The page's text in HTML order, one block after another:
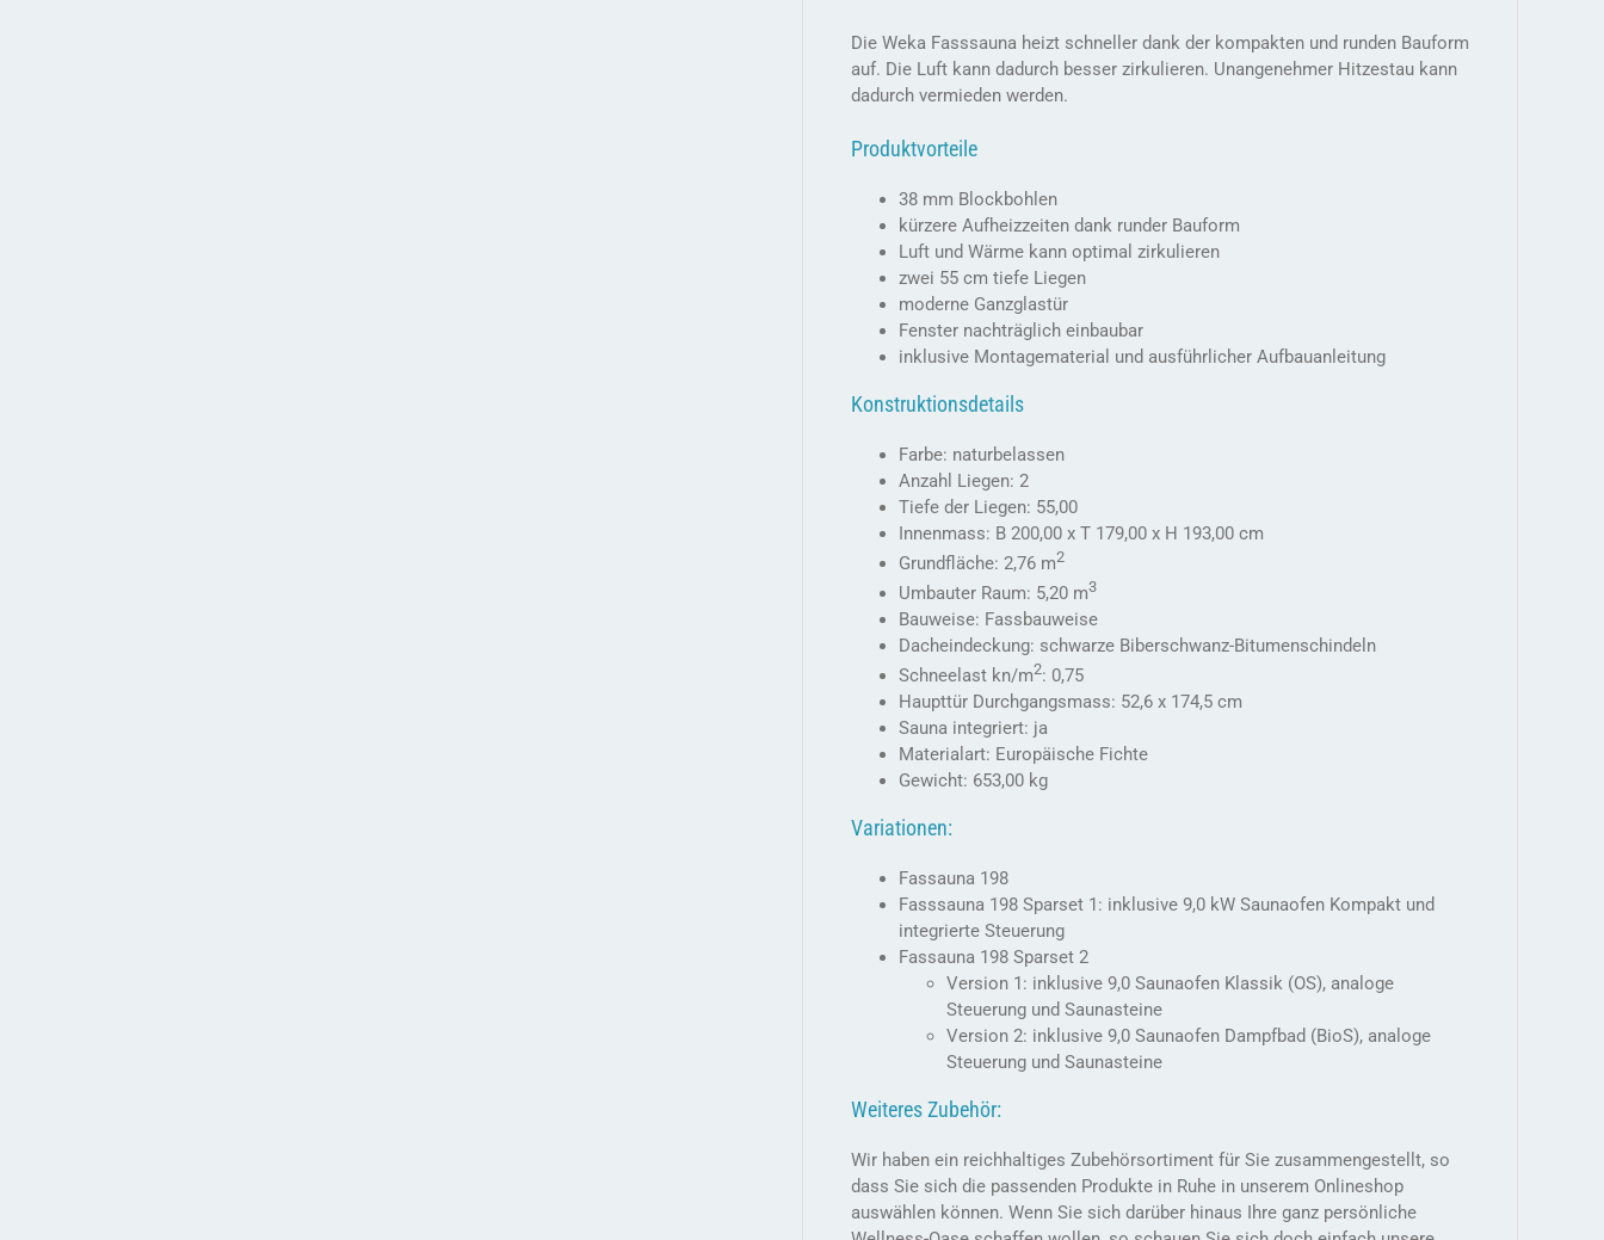
Die Weka Fasssauna heizt schneller dank der kompakten und runden Bauform
auf. Die Luft kann dadurch besser zirkulieren. Unangenehmer Hitzestau kann
dadurch vermieden werden.
Produktvorteile
38 mm Blockbohlen
kürzere Aufheizzeiten dank runder Bauform
Luft und Wärme kann optimal zirkulieren
zwei 55 cm tiefe Liegen
moderne Ganzglastür
Fenster nachträglich einbaubar
inklusive Montagematerial und ausführlicher Aufbauanleitung
Konstruktionsdetails
Farbe: naturbelassen
Anzahl Liegen: 2
Tiefe der Liegen: 55,00
Innenmass: B 200,00 x T 179,00 x H 193,00 cm
Grundfläche: 2,76 m2
Umbauter Raum: 5,20 m3
Bauweise: Fassbauweise
Dacheindeckung: schwarze Biberschwanz-Bitumenschindeln
Schneelast kn/m2: 0,75
Haupttür Durchgangsmass: 52,6 x 174,5 cm
Sauna integriert: ja
Materialart: Europäische Fichte
Gewicht: 653,00 kg
Variationen:
Fassauna 198
Fasssauna 198 Sparset 1: inklusive 9,0 kW Saunaofen Kompakt und
integrierte Steuerung
Fassauna 198 Sparset 2
Version 1: inklusive 9,0 Saunaofen Klassik (OS), analoge
Steuerung und Saunasteine
Version 2: inklusive 9,0 Saunaofen Dampfbad (BioS), analoge
Steuerung und Saunasteine
Weiteres Zubehör:
Wir haben ein reichhaltiges Zubehörsortiment für Sie zusammengestellt, so
dass Sie sich die passenden Produkte in Ruhe in unserem Onlineshop
auswählen können. Wenn Sie sich darüber hinaus Ihre ganz persönliche